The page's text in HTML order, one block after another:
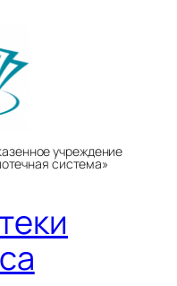
учреждение
система»